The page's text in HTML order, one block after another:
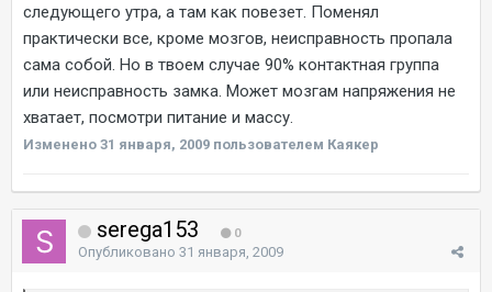
следующего утра, а там как повезет. Поменял
практически все, кроме мозгов, неисправность пропала
сама собой. Но в твоем случае 90% контактная группа
или неисправность замка. Может мозгам напряжения не
хватает, посмотри питание и массу.
Изменено 31 января, 2009 пользователем Каякер
serega153 0
Опубликовано 31 января, 2009